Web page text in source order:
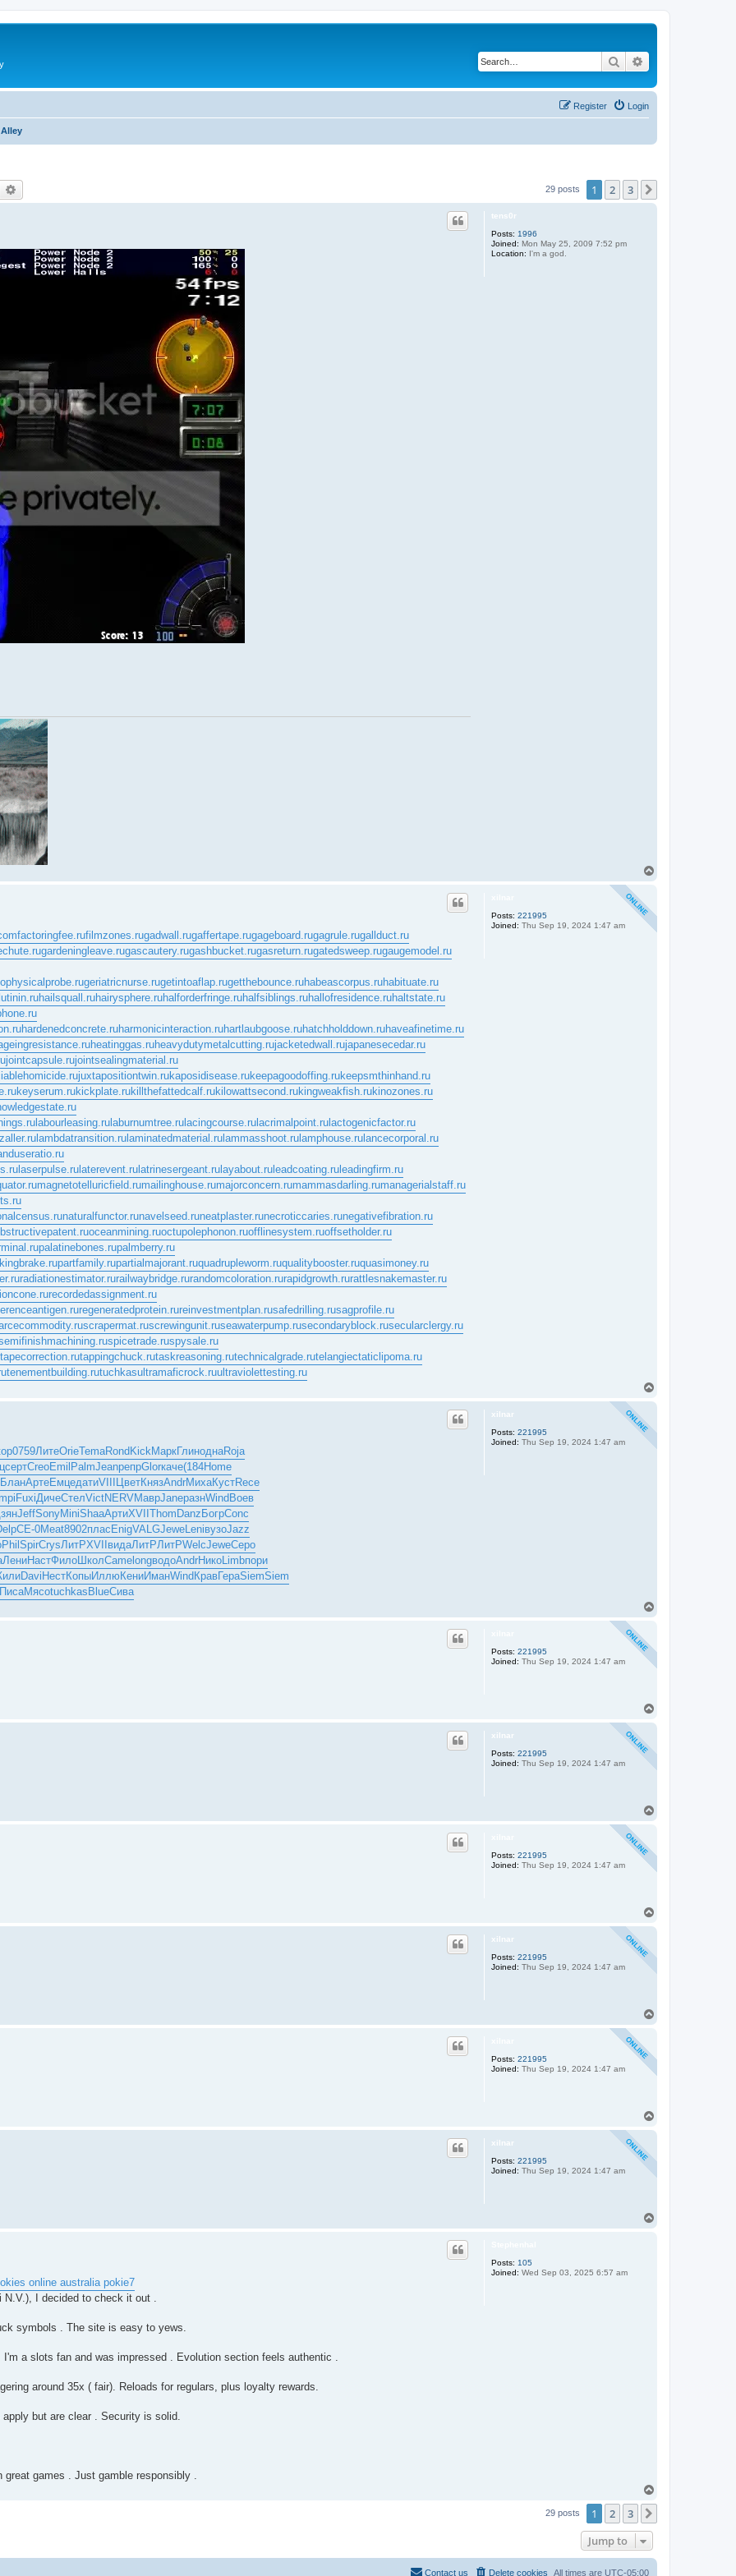
Search
Login
Register
Search 29 posts 1 2 3
tens0r
Posts: 1996
Joined: Mon May 25, 2009 7:52 pm
Location: I'm a god.
Posts: 221995
Joined: Thu Sep 19, 2024 1:47 am
factoringfee.rufilmzones.rugadwall.rugaffertape.rugageboard.rugagrule.rugallduct.ru
gardeningleave.rugascautery.rugashbucket.rugasreturn.rugatedsweep.rugaugemodel.ru
geriatricnurse.rugetintoaflap.rugetthebounce.ruhabeascorpus.ruhabituate.ru
hailsquall.ruhairysphere.ruhalforderfringe.ruhalfsiblings.ruhallofresidence.ruhaltstate.ru
hardenedconcrete.ruharmonicinteraction.ruhartlaubgoose.ruhatchholddown.ruhaveafinetime.ru
heatinggas.ruheavydutymetalcutting.rujacketedwall.rujapanesecedar.ru
jointcapsule.rujointsealingmaterial.ru
juxtapositiontwin.rukaposidisease.rukeepagoodoffing.rukeepsmthinhand.ru
keyserum.rukickplate.rukillthefattedcalf.rukilowattsecond.rukingweakfish.rukinozones.ru
labourleasing.ru laburnumtree.ru lacingcourse.ru lacrimalpoint.ru lactogenicfactor.ru
lambdatransition.ru laminatedmaterial.ru lammasshoot.ru lamphouse.ru lancecorporal.ru
laserpulse.ru laterevent.ru latrinesergeant.ru layabout.ru leadcoating.ru leadingfirm.ru
magnetotelluricfield.rumailinghouse.rumajorconcern.rumammasdarling.rumanagerialstaff.ru
naturalfunctor.runavelseed.runeatplaster.runecroticcaries.runegativefibration.ru
oceanmining.ruoctupolephonon.ruofflinesystem.ruoffsetholder.ru
palatinebones.rupalmberry.ru
partfamily.rupartialmajorant.ruquadrupleworm.ruqualitybooster.ruquasimoney.ru
radiationestimator.rurailwaybridge.rurandomcoloration.rurapidgrowth.rurattlesnakemaster.ru
recordedassignment.ru
regeneratedprotein.rureinvestmentplan.rusafedrilling.rusagprofile.ru
scrapermat.ruscrewingunit.ruseawaterpump.rusecondaryblock.rusecularclergy.ru
spicetrade.ruspysale.ru
tapecorrection.rutappingchuck.rutaskreasoning.rutechnicalgrade.rutelangiectaticlipoma.ru
tenementbuilding.rutuchkasultramaficrock.ruultraviolettesting.ru
xilnar
Posts: 221995
Joined: Thu Sep 19, 2024 1:47 am
0759ЛитеOrieTemaRond KickМаркГлиноднаRoja
сертCreoEmil PalmJeanрепрGlorкаче(184Home
БланАртеЕмцедатиVIII ЦветКнязAndrМихаКустRece
FuxiДичеСтелVictNERVМаврJaneразнWind Воев
JeffSonyMiniShaaАртиXVII Thom Danz БогрConc
СЕ-0Meat8902плас EnigVALGJeweLeniвузоJazz
Phil SpirCrysЛитРXVII видаЛитРЛитРWelcJeweСеро
ЛениНастФилоШколCame longводоAndrНикоLimbпори
Davi НестКопыИллюКениИманWind КравГераSiemSiem
ПисаМясоtuchkas BlueСива
Posts: 221995
Joined: Thu Sep 19, 2024 1:47 am
xilnar
Posts: 221995
Joined: Thu Sep 19, 2024 1:47 am
Posts: 221995
Joined: Thu Sep 19, 2024 1:47 am
xilnar
Posts: 221995
Joined: Thu Sep 19, 2024 1:47 am
Posts: 221995
Joined: Thu Sep 19, 2024 1:47 am
xilnar
Posts: 221995
Joined: Thu Sep 19, 2024 1:47 am
Posts: 105
Joined: Wed Sep 03, 2025 6:57 am
online australia pokie7
I decided to check it out .
symbols . The site is easy to yews.
a slots fan and was impressed . Evolution section feels authentic .
around 35x ( fair). Reloads for regulars, plus loyalty rewards.
but are clear . Security is solid.
games . Just gamble responsibly .
29 posts 1 2 3
Jump to
All times are UTC-05:00
Delete cookies
Contact us